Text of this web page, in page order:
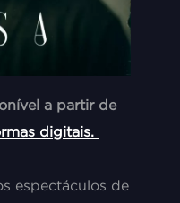
a partir de
digitais.
espectáculos de